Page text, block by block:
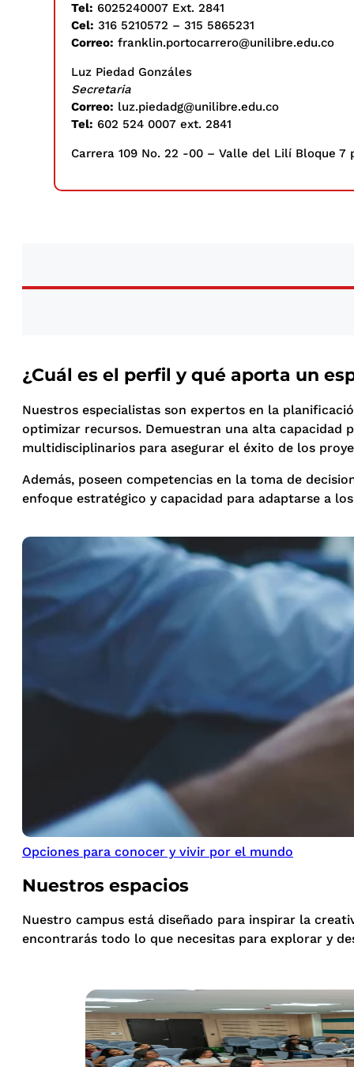
Tel: 6025240007 Ext. 2841
Cel: 316 5210572 – 315 5865231
Correo: franklin.portocarrero@unilibre.edu.co
Luz Piedad Gonzáles
Secretaria
Correo: luz.piedadg@unilibre.edu.co
Tel: 602 524 0007 ext. 2841
Carrera 109 No. 22 -00 – Valle del Lilí Bloque 7
¿Cuál es el perfil y qué aporta un
Nuestros especialistas son expertos en la
optimizar recursos. Demuestran una alta capacidad
multidisciplinarios para asegurar el éxito de los
Además, poseen competencias en la toma de
enfoque estratégico y capacidad para adaptarse a
Opciones para conocer y vivir por el mundo
Nuestros espacios
Nuestro campus está diseñado para inspirar la
encontrarás todo lo que necesitas para explorar y